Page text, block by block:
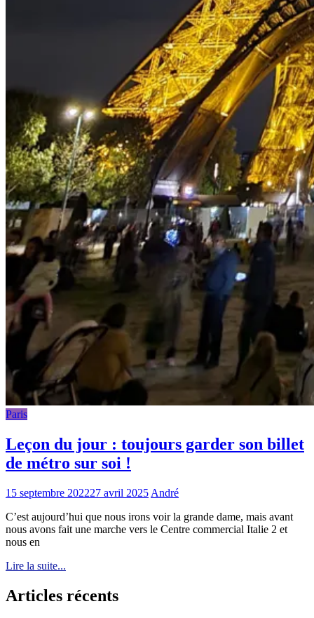
Paris
Leçon du jour : toujours garder son billet
de métro sur soi !
15 septembre 202227 avril 2025 André
C’est aujourd’hui que nous irons voir la grande dame, mais avant
nous avons fait une marche vers le Centre commercial Italie 2 et
nous en
Lire la suite...
Articles récents